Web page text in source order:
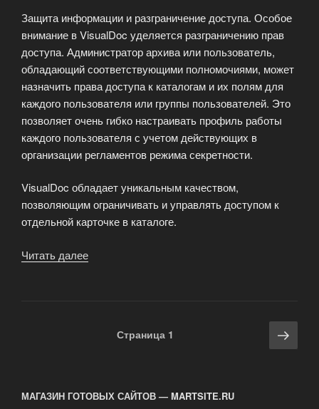
Защита информации и разграничение доступа. Особое
внимание в VisualDoc уделяется разграничению прав
доступа. Администратор архива или пользователь,
обладающий соответствующими полномочиями, может
назначить права доступа к каталогам и их полям для
каждого пользователя или группы пользователей. Это
позволяет очень гибко настраивать профиль работы
каждого пользователя с учетом действующих в
организации регламентов режима секретности.
VisualDoc обладает уникальным качеством,
позволяющим ограничивать и управлять доступом к
отдельной карточке в каталоге.
Читать далее
Страница 1
МАГАЗИН ГОТОВЫХ САЙТОВ — MARTSITE.RU